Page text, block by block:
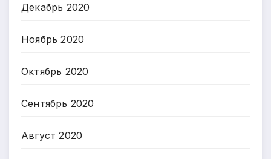
Декабрь 2020
Ноябрь 2020
Октябрь 2020
Сентябрь 2020
Август 2020